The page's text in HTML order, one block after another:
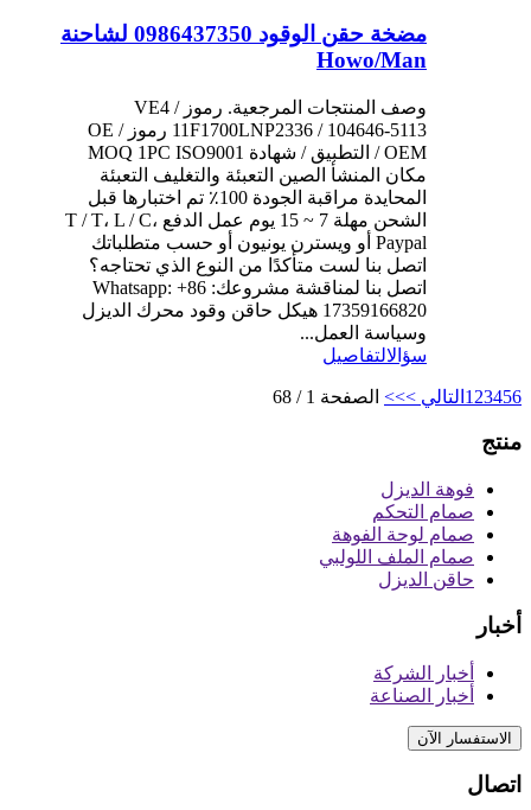
مضخة حقن الوقود 0986437350 لشاحنة
Howo/Man
وصف المنتجات المرجعية. رموز VE4 /
11F1700LNP2336 / 104646-5113 رموز OE /
OEM / التطبيق / شهادة MOQ 1PC ISO9001
مكان المنشأ الصين التعبئة والتغليف التعبئة
المحايدة مراقبة الجودة 100٪ تم اختبارها قبل
الشحن مهلة 7 ~ 15 يوم عمل الدفع T / T، L / C،
Paypal أو ويسترن يونيون أو حسب متطلباتك
اتصل بنا لست متأكدًا من النوع الذي تحتاجه؟
اتصل بنا لمناقشة مشروعك: Whatsapp: +86
17359166820 هيكل حاقن وقود محرك الديزل
وسياسة العمل...
سؤالالتفاصيل
1 23456 التالي >>> الصفحة 1 / 68
منتج
فوهة الديزل
صمام التحكم
صمام لوحة الفوهة
صمام الملف اللولبي
حاقن الديزل
أخبار
أخبار الشركة
أخبار الصناعة
الاستفسار الآن
اتصال